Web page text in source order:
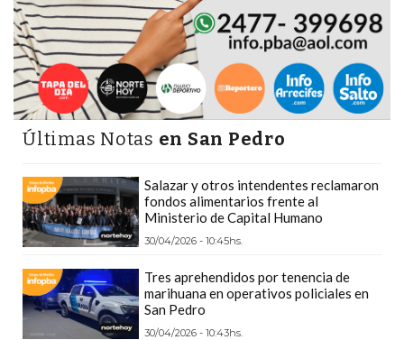
Y
PRE
ENTRENO
CON
ASESORAMIENTO
PROFESIONAL
ES
CHANGUITO.COM.AR
Y
FUNCIONA:
CREAR
TIENDAS
Últimas Notas en San Pedro
Salazar y otros intendentes reclamaron
fondos alimentarios frente al
Ministerio de Capital Humano
30/04/2026 - 10:45hs.
Tres aprehendidos por tenencia de
marihuana en operativos policiales en
San Pedro
30/04/2026 - 10:43hs.